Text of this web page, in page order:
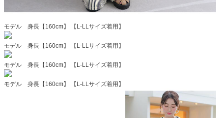
モデル 身長【160cm】 【L-LLサイズ着用】
モデル 身長【160cm】 【L-LLサイズ着用】
モデル 身長【160cm】 【L-LLサイズ着用】
モデル 身長【160cm】 【L-LLサイズ着用】